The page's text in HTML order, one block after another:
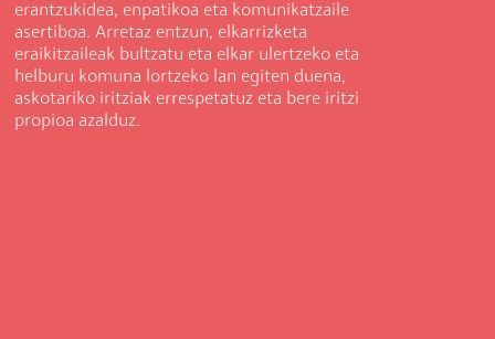
erantzukidea, enpatikoa eta komunikatzaile
asertiboa. Arretaz entzun, elkarrizketa
eraikitzaileak bultzatu eta elkar ulertzeko eta
helburu komuna lortzeko lan egiten duena,
askotariko iritziak errespetatuz eta bere iritzi
propioa azalduz.